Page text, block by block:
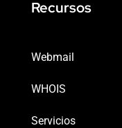
Recursos
Webmail
WHOIS
Servicios